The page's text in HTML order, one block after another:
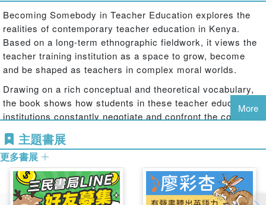
Becoming Somebody in Teacher Education explores the
realities of contemporary teacher education in Kenya.
Based on a long-term ethnographic fieldwork, it views the
teacher training institution as a space to grow, become
and be shaped as teachers in complex moral worlds.
Drawing on a rich conceptual and theoretical vocabulary,
the book shows how students in these teacher education
institutions constantly negotiate and confront the complex
moral, religious and academic issues and a lack of
resources encountered in the different institutional
cultures. It outlines a complex array of concerns affecting
student teachers that shape what professional becoming
means in a stratified and diverse culture.
More
主題書展
更多書展